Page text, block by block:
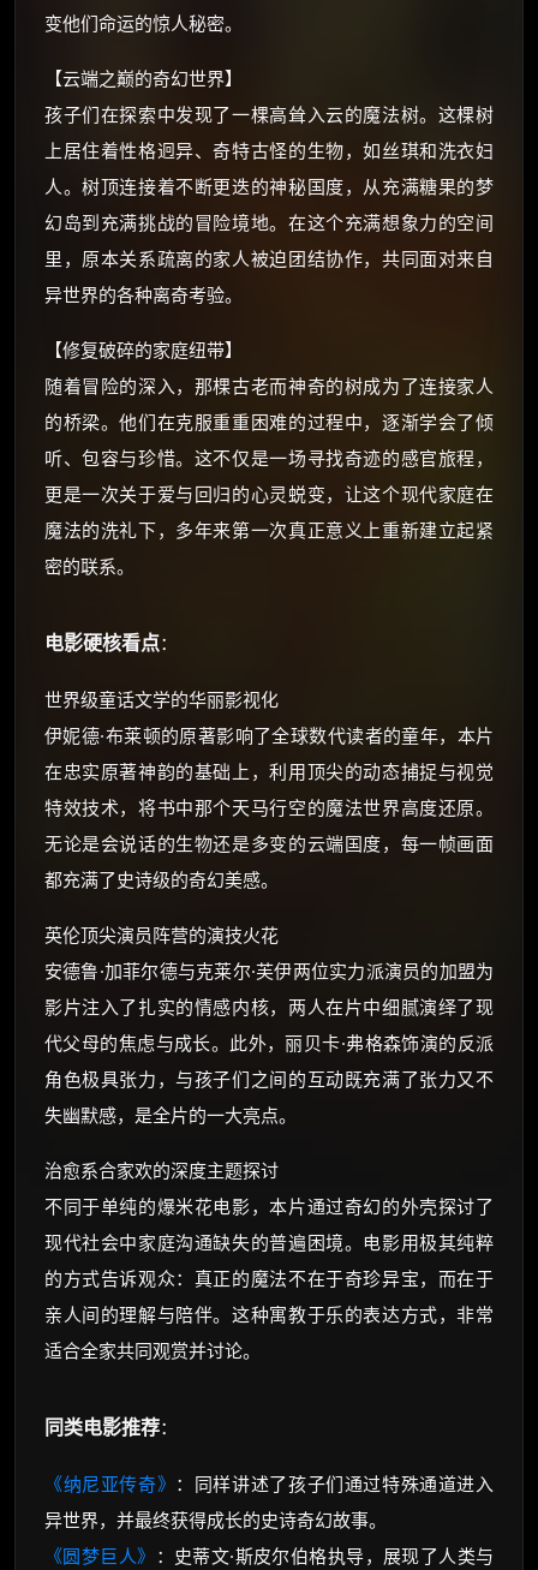
变他们命运的惊人秘密。
【云端之巅的奇幻世界】
孩子们在探索中发现了一棵高耸入云的魔法树。这棵树
上居住着性格迥异、奇特古怪的生物，如丝琪和洗衣妇
人。树顶连接着不断更迭的神秘国度，从充满糖果的梦
幻岛到充满挑战的冒险境地。在这个充满想象力的空间
里，原本关系疏离的家人被迫团结协作，共同面对来自
异世界的各种离奇考验。
【修复破碎的家庭纽带】
随着冒险的深入，那棵古老而神奇的树成为了连接家人
的桥梁。他们在克服重重困难的过程中，逐渐学会了倾
听、包容与珍惜。这不仅是一场寻找奇迹的感官旅程，
更是一次关于爱与回归的心灵蜕变，让这个现代家庭在
魔法的洗礼下，多年来第一次真正意义上重新建立起紧
密的联系。
电影硬核看点：
世界级童话文学的华丽影视化
伊妮德·布莱顿的原著影响了全球数代读者的童年，本片
在忠实原著神韵的基础上，利用顶尖的动态捕捉与视觉
特效技术，将书中那个天马行空的魔法世界高度还原。
无论是会说话的生物还是多变的云端国度，每一帧画面
都充满了史诗级的奇幻美感。
英伦顶尖演员阵营的演技火花
安德鲁·加菲尔德与克莱尔·芙伊两位实力派演员的加盟为
影片注入了扎实的情感内核，两人在片中细腻演绎了现
代父母的焦虑与成长。此外，丽贝卡·弗格森饰演的反派
角色极具张力，与孩子们之间的互动既充满了张力又不
失幽默感，是全片的一大亮点。
治愈系合家欢的深度主题探讨
不同于单纯的爆米花电影，本片通过奇幻的外壳探讨了
现代社会中家庭沟通缺失的普遍困境。电影用极其纯粹
的方式告诉观众：真正的魔法不在于奇珍异宝，而在于
亲人间的理解与陪伴。这种寓教于乐的表达方式，非常
适合全家共同观赏并讨论。
同类电影推荐：
《纳尼亚传奇》 ：同样讲述了孩子们通过特殊通道进入
异世界，并最终获得成长的史诗奇幻故事。
《圆梦巨人》 ：史蒂文·斯皮尔伯格执导，展现了人类与
如夸克12个月送14天 最低75元！
价格有浮动，请直接搜索查最低价！
还有支付宝现金红包、外卖红包、
优惠券、活动红包，每日可领。
⚡ 前往【大淘客】领红包